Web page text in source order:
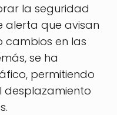
la seguridad
alerta que avisan
cambios en las
se ha
permitiendo
desplazamiento